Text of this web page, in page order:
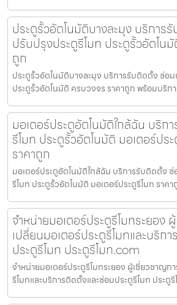
ประตูรั้วอัตโนมัติบางละมุง บริการ
ปรับปรุงประตูรีโมท ประตูรั้วอัตโน
ถูก
ประตูรั้วอัตโนมัติบางละมุง บริการรับติดตั้ง ซ่อ
ประตูรั้วอัตโนมัติ ครบวงจร ราคาถูก พร้อมบริก
มอเตอร์ประตูอัตโนมัติใกล้ฉัน บริก
รีโมท ประตูรั้วอัตโนมัติ มอเตอร์ปร
ราคาถูก
มอเตอร์ประตูอัตโนมัติใกล้ฉัน บริการรับติดตั้ง ซ่
รีโมท ประตูรั้วอัตโนมัติ มอเตอร์ประตูรีโมท ราคา
จำหน่ายมอเตอร์ประตูรีโมทระยอง
เปลี่ยนมอเตอร์ประตูรีโมทและบริก
ประตูรีโมท ประตูรีโมท.com
จำหน่ายมอเตอร์ประตูรีโมทระยอง ผู้เชี่ยวชาญก
รีโมทและบริการติดตั้งและซ่อมประตูรีโมท ประตู